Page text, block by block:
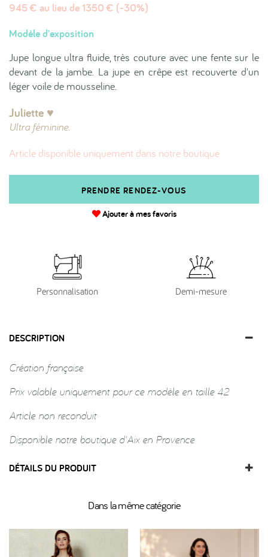
945 € au lieu de 1350 € (-30%)
Modèle d'exposition
Jupe longue ultra fluide, très couture avec une fente sur le
devant de la jambe. La jupe en crêpe est recouverte d'un
léger voile de mousseline.
Juliette ♥︎
Ultra féminine.
Article disponible uniquement dans notre boutique
PRENDRE RENDEZ-VOUS
Ajouter à mes favoris
Personnalisation Demi-mesure
DESCRIPTION
Création française
Prix valable uniquement pour ce modèle en taille 42
Article non reconduit
Disponible notre boutique d'Aix en Provence
DÉTAILS DU PRODUIT
Dans la même catégorie